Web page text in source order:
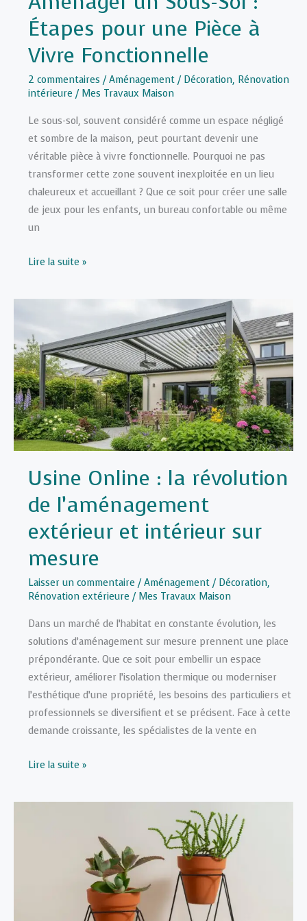
Étapes pour une Pièce à
Vivre Fonctionnelle
2 commentaires /Aménagement / Décoration, Rénovation
intérieure / Mes Travaux Maison
Le sous-sol, souvent considéré comme un espace négligé
et sombre de la maison, peut pourtant devenir une
véritable pièce à vivre fonctionnelle. Pourquoi ne pas
transformer cette zone souvent inexploitée en un lieu
chaleureux et accueillant ? Que ce soit pour créer une salle
de jeux pour les enfants, un bureau confortable ou même
un
Aménager
Sous-
Étapes
pour
une
Pièce
à
Vivre
Lire la suite »
Usine Online : la révolution
de l’aménagement
extérieur et intérieur sur
mesure
Laisser un commentaire /Aménagement / Décoration,
Rénovation extérieure / Mes Travaux Maison
Dans un marché de l’habitat en constante évolution, les
solutions d’aménagement sur mesure prennent une place
prépondérante. Que ce soit pour embellir un espace
extérieur, améliorer l’isolation thermique ou moderniser
l’esthétique d’une propriété, les besoins des particuliers et
professionnels se diversifient et se précisent. Face à cette
demande croissante, les spécialistes de la vente en
Usine
:
l’aménagement
Lire la suite »